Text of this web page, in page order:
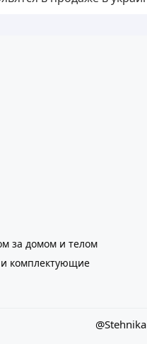
за домом и телом
комплектующие